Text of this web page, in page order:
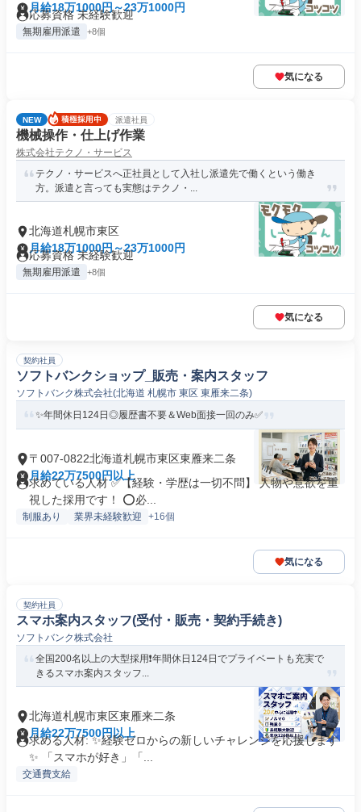
月給18万1000円～23万1000円
応募資格 未経験歓迎
無期雇用派遣 +8個
気になる
NEW 派遣社員
機械操作・仕上げ作業
株式会社テクノ・サービス
テクノ・サービスへ正社員として入社し派遣先で働くという働き
方。派遣と言っても実態はテクノ・...
北海道札幌市東区
月給18万1000円～23万1000円
応募資格 未経験歓迎
無期雇用派遣 +8個
気になる
契約社員
ソフトバンクショップ_販売・案内スタッフ
ソフトバンク株式会社(北海道 札幌市 東区 東雁来二条)
✨️年間休日124日◎履歴書不要＆Web面接一回のみ✅
〒007-0822北海道札幌市東区東雁来二条
月給22万7500円以上
求めている人材 ✅️【経験・学歴は一切不問】 人物や意欲を重
視した採用です！ ⭕️必...
制服あり 業界未経験歓迎 +16個
気になる
契約社員
スマホ案内スタッフ(受付・販売・契約手続き)
ソフトバンク株式会社
全国200名以上の大型採用❗️年間休日124日でプライベートも充実で
きるスマホ案内スタッフ...
北海道札幌市東区東雁来二条
月給22万7500円以上
求める人材: ✨️経験ゼロからの新しいチャレンジを応援します
✨️ 「スマホが好き」「...
交通費支給